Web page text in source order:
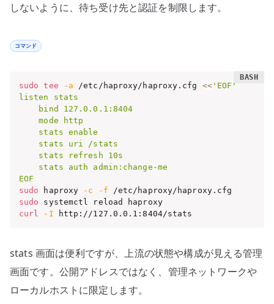
しないように、待ち受け先と認証を制限します。
コマンド
sudo tee -a /etc/haproxy/haproxy.cfg <<'EOF'
listen stats
    bind 127.0.0.1:8404
    mode http
    stats enable
    stats uri /stats
    stats refresh 10s
    stats auth admin:change-me
EOF
sudo haproxy -c -f
sudo
systemctl reload haproxy
curl
-I http://127.0.0.1:8404/stats
stats 画面は便利ですが、上流の状態や構成が見える管理
画面です。公開アドレスではなく、管理ネットワークや
ローカルホストに限定します。